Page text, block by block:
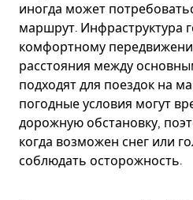
иногда может
маршрут. Инфраструктура
комфортному
расстояния между
подходят для поездок на
погодные условия могут
дорожную обстановку,
когда возможен снег или
соблюдать осторожность.